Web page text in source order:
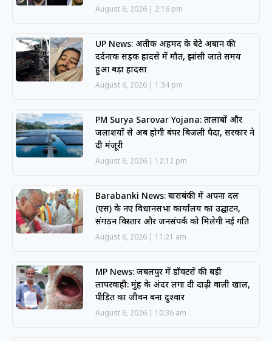
August 6, 2026 2:16 pm
UP News: अतीक अहमद के बेटे अबान की
दर्दनाक सड़क हादसे में मौत, झांसी जाते समय
हुआ बड़ा हादसा
August 6, 2026 1:34 pm
PM Surya Sarovar Yojana: तालाबों और
जलाशयों से अब होगी बंपर बिजली पैदा, सरकार ने
दी मंजूरी
August 6, 2026 12:12 pm
Barabanki News: बाराबंकी में अपना दल
(एस) के नए विधानसभा कार्यालय का उद्घाटन,
संगठन विस्तार और जनसंपर्क को मिलेगी नई गति
August 6, 2026 11:21 am
MP News: जबलपुर में डॉक्टरों की बड़ी
लापरवाही: मुंह के अंदर लगा दी दाढ़ी वाली खाल,
पीड़ित का जीवन बना दुश्वार
August 6, 2026 10:36 am